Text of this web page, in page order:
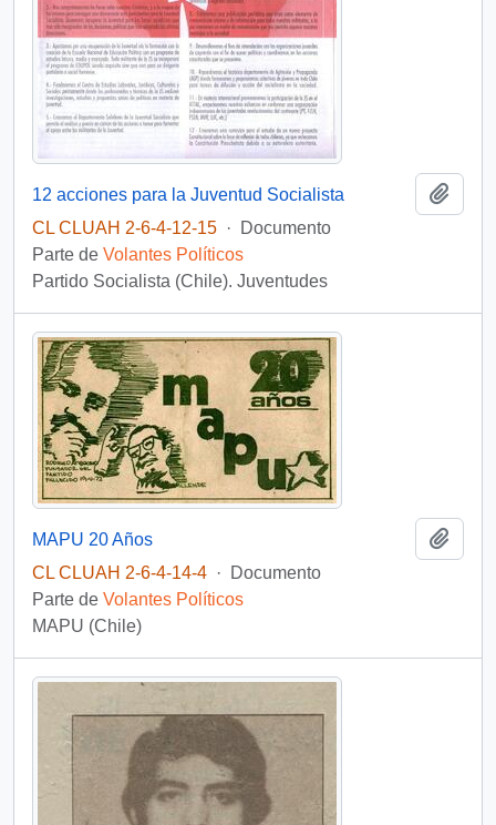
12 acciones para la Juventud Socialista
CL CLUAH 2-6-4-12-15 ·
Documento
Parte de Volantes Políticos
Partido Socialista (Chile). Juventudes
MAPU 20 Años
CL CLUAH 2-6-4-14-4 ·
Documento
Parte de Volantes Políticos
MAPU (Chile)